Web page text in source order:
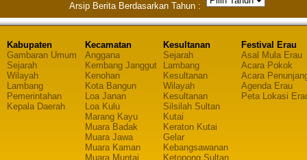
Arsip Berita Berdasarkan Tahun :
Kabupaten
Gambaran Umum
Sejarah
Wilayah
Lambang
Pemerintahan
Kepala Daerah
Kecamatan
Anggana
Kembang Janggut
Kenohan
Kota Bangun
Loa Janan
Loa Kulu
Marang Kayu
Muara Badak
Muara Jawa
Muara Kaman
Muara Muntai
Kesultanan
Sejarah
Lambang
Kesultanan
Wilayah
Kesultanan
Silsilah Sultan
Kutai
Keraton Kutai
Gelar
Kebangsawanan
Ketopong Sultan
Festival Erau
Asal Mula Erau
Acara Pokok
Acara
Agenda Erau
Peta Lokasi